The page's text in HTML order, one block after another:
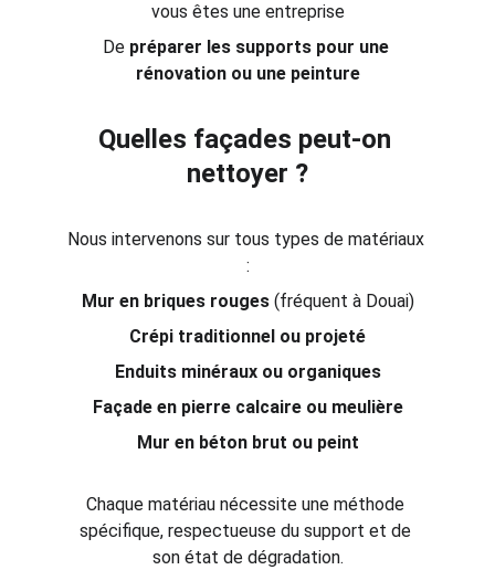
vous êtes une entreprise
De préparer les supports pour une
rénovation ou une peinture
Quelles façades peut-on
nettoyer ?
Nous intervenons sur tous types de matériaux
:
Mur en briques rouges (fréquent à Douai)
Crépi traditionnel ou projeté
Enduits minéraux ou organiques
Façade en pierre calcaire ou meulière
Mur en béton brut ou peint
Chaque matériau nécessite une méthode
spécifique, respectueuse du support et de
son état de dégradation.